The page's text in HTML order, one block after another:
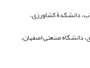
دانشکدۀ کشاورزی،
دانشگاه صنعتی اصفهان،